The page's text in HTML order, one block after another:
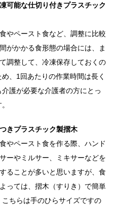
可能な仕切り付きプラスチック
やペースト食など、調整に比較
がかかる食形態の場合には、ま
調整して、冷凍保存しておくの
、1回あたりの作業時間は長く
護が必要な介護者の方にとっ
きプラスチック製摺木
やペースト食を作る際、ハンド
ーやミルサー、ミキサーなどを
ることが多いと思いますが、食
っては、摺木（すりき）で簡単
ちらは手のひらサイズですの